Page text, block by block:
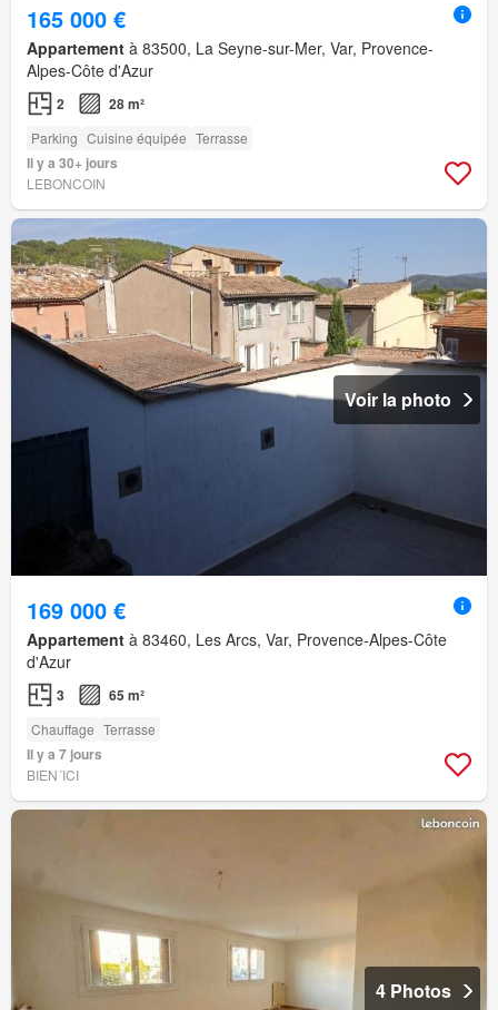
165 000 €
Appartement à 83500, La Seyne-sur-Mer, Var, Provence-
Alpes-Côte d'Azur
2 28 m²
Parking Cuisine équipée Terrasse
Il y a 30+ jours
LEBONCOIN
Voir la photo
169 000 €
Appartement à 83460, Les Arcs, Var, Provence-Alpes-Côte
d'Azur
3 65 m²
Chauffage Terrasse
Il y a 7 jours
BIEN´ICI
4 Photos